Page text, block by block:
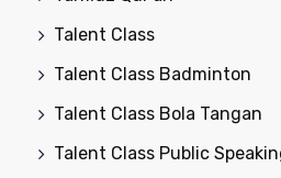
Talent Class
Talent Class Badminton
Talent Class Bola Tangan
Talent Class Public